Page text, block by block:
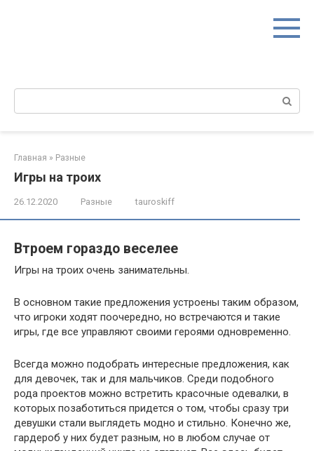
Поиск:
Главная » Разные
Игры на троих
26.12.2020 Разные tauroskiff
Втроем гораздо веселее
Игры на троих очень занимательны.
В основном такие предложения устроены таким образом,
что игроки ходят поочередно, но встречаются и такие
игры, где все управляют своими героями одновременно.
Всегда можно подобрать интересные предложения, как
для девочек, так и для мальчиков. Среди подобного
рода проектов можно встретить красочные одевалки, в
которых позаботиться придется о том, чтобы сразу три
девушки стали выглядеть модно и стильно. Конечно же,
гардероб у них будет разным, но в любом случае от